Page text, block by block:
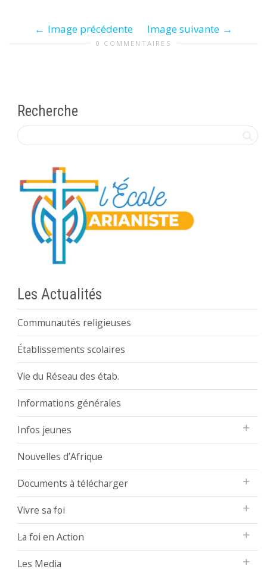
Image précédente Image suivante
0 COMMENTAIRES
Recherche
Les Actualités
Communautés religieuses
Établissements scolaires
Vie du Réseau des étab.
Informations générales
Infos jeunes
Nouvelles d’Afrique
Documents à télécharger
Vivre sa foi
La foi en Action
Les Media